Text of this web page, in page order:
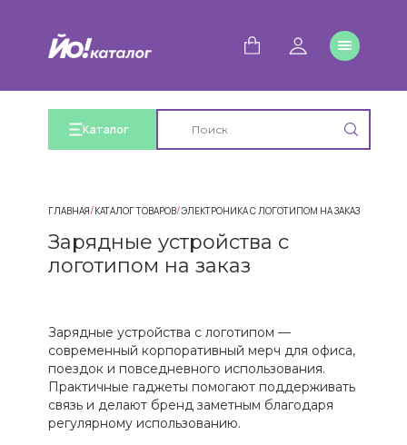
Каталог
ГЛАВНАЯ/КАТАЛОГ ТОВАРОВ/ЭЛЕКТРОНИКА С ЛОГОТИПОМ НА ЗАКАЗ/
Зарядные устройства с
логотипом на заказ
Зарядные устройства с логотипом —
современный корпоративный мерч для офиса,
поездок и повседневного использования.
Практичные гаджеты помогают поддерживать
связь и делают бренд заметным благодаря
регулярному использованию.